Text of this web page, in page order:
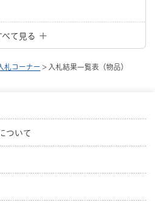
べて見る
札コーナー > 入札結果一覧表（物品）
ついて